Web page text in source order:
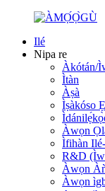
Ilé
Nipa re
Àkótán/
Ìtàn
Àṣà
Ìṣàkóso
Àwọn
Ìfihàn
R&D
Àwọn
Àwọn